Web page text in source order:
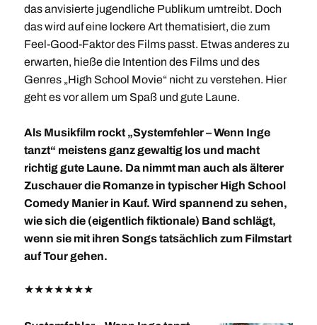
das anvisierte jugendliche Publikum umtreibt. Doch
das wird auf eine lockere Art thematisiert, die zum
Feel-Good-Faktor des Films passt. Etwas anderes zu
erwarten, hieße die Intention des Films und des
Genres „High School Movie“ nicht zu verstehen. Hier
geht es vor allem um Spaß und gute Laune.
Als Musikfilm rockt „Systemfehler – Wenn Inge
tanzt“ meistens ganz gewaltig los und macht
richtig gute Laune. Da nimmt man auch als älterer
Zuschauer die Romanze in typischer High School
Comedy Manier in Kauf. Wird spannend zu sehen,
wie sich die (eigentlich fiktionale) Band schlägt,
wenn sie mit ihren Songs tatsächlich zum Filmstart
auf Tour gehen.
★★★★★★★